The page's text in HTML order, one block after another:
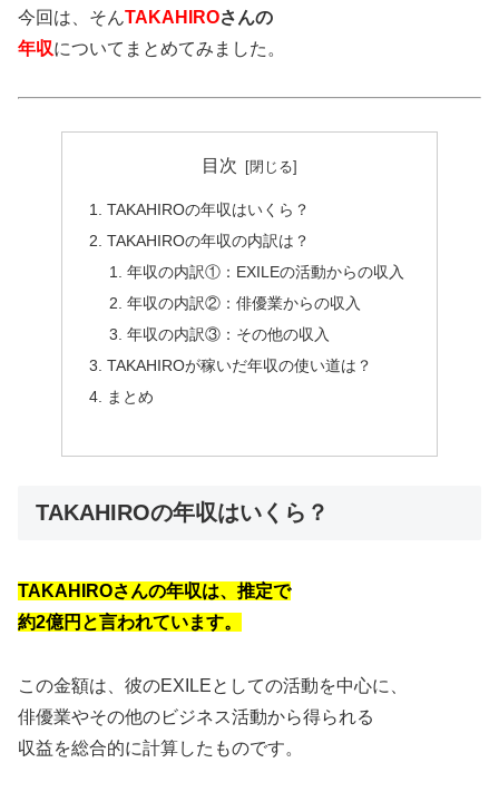
今回は、そんTAKAHIROさんの
年収についてまとめてみました。
目次
TAKAHIROの年収はいくら？
TAKAHIROの年収の内訳は？
年収の内訳①：EXILEの活動からの収入
年収の内訳②：俳優業からの収入
年収の内訳③：その他の収入
TAKAHIROが稼いだ年収の使い道は？
まとめ
TAKAHIROの年収はいくら？
TAKAHIROさんの年収は、推定で
約2億円と言われています。
この金額は、彼のEXILEとしての活動を中心に、
俳優業やその他のビジネス活動から得られる
収益を総合的に計算したものです。